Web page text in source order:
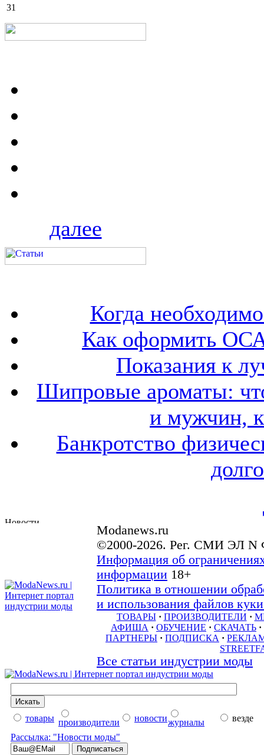
31
далее
Когда
Как оформить
Показания к
Шипровые ароматы:
и мужчин,
Банкротство
Modanews.ru
©2000-2026. Рег. СМИ ЭЛ N
Информация об
информации 18+
Политика в отношении
и использования файлов
ТОВАРЫ · ПРОИЗВОДИТЕЛИ ·
АФИША · ОБУЧЕНИЕ · СКАЧАТЬ ·
ПАРТНЕРЫ · ПОДПИСКА ·
Все статьи индустрии моды
товары производители новостижурналы
везде
Рассылка: "Новости моды"